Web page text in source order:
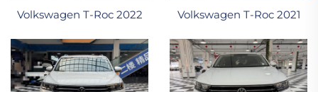
Volkswagen T-Roc 2022 Volkswagen T-Roc 2021